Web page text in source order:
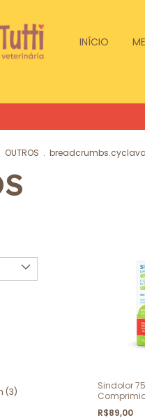
INÍCIO
OUTROS .
(3)
Sindolor
R$89,00